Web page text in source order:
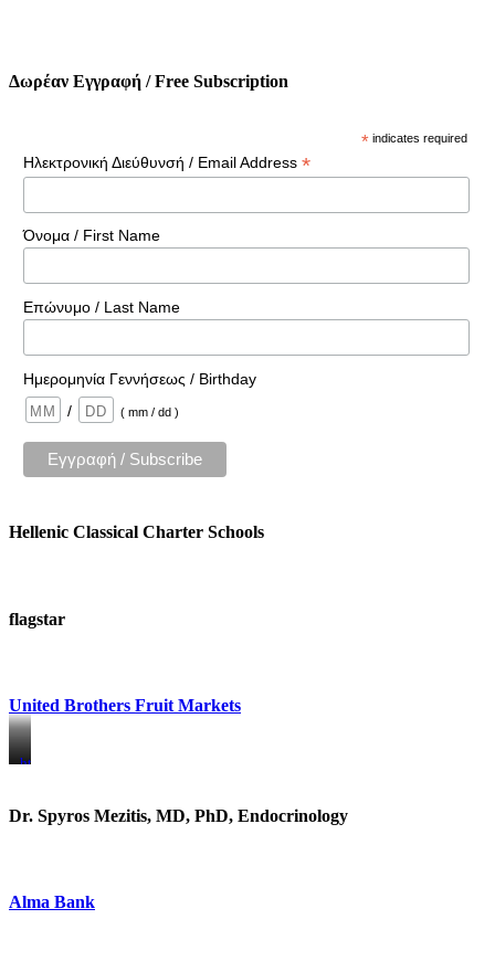
Δωρέαν Εγγραφή / Free Subscription
* indicates required
Ηλεκτρονική Διεύθυνσή / Email Address *
Όνομα / First Name
Επώνυμο / Last Name
Ημερομηνία Γεννήσεως / Birthday
/
( mm / dd )
Hellenic Classical Charter Schools
flagstar
United Brothers Fruit Markets
https://www.unitedbrothersfruitmarkets.com/
https://www.unitedbrothersfruitmarkets.com/
Dr. Spyros Mezitis, MD, PhD, Endocrinology
Alma Bank